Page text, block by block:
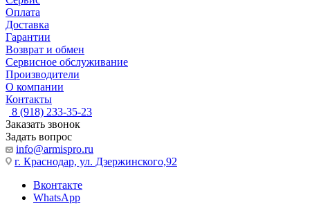
Оплата
Доставка
Гарантии
Возврат и обмен
Сервисное обслуживание
Производители
О компании
Контакты
8 (918) 233-35-23
Заказать звонок
Задать вопрос
info@armispro.ru
г. Краснодар, ул. Дзержинского,92
Вконтакте
WhatsApp